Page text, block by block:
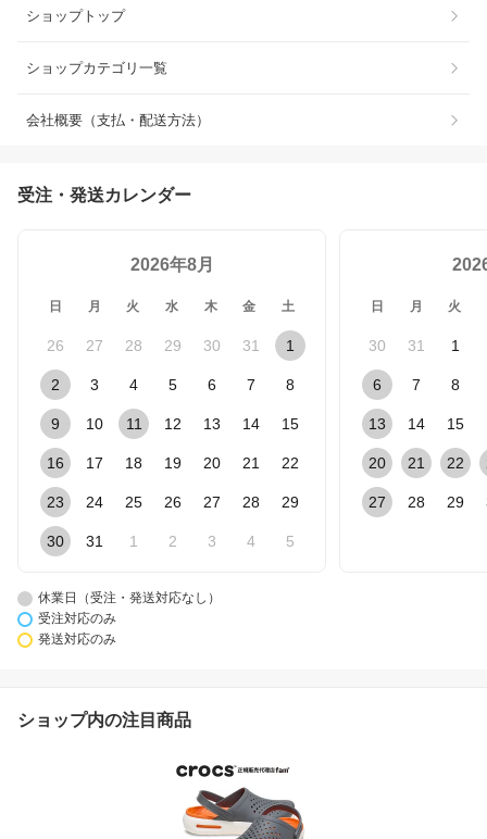
ショップトップ
ショップカテゴリ一覧
会社概要（支払・配送方法）
受注・発送カレンダー
2026年8月
日 月 火 水 木 金 土
26 27 28 29 30 31 1
2 3 4 5 6 7 8
9 10 11 12 13 14 15
16 17 18 19 20 21 22
23 24 25 26 27 28 29
30 31 1 2 3 4 5
日 月 火
30 31 1
6 7 8
13 14 15
20 21 22
27 28 29
休業日（受注・発送対応なし）
受注対応のみ
発送対応のみ
ショップ内の注目商品